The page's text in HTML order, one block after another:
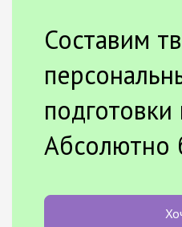
Составим
подготовки
Абсолютно